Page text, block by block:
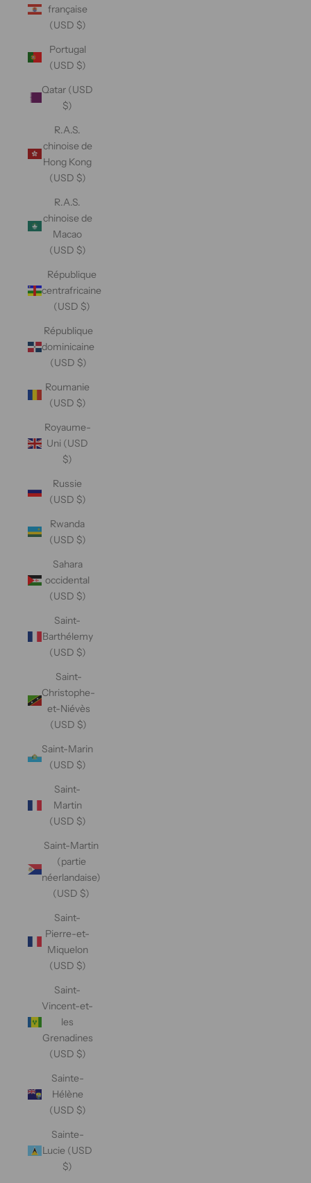
française
(USD $)
Portugal
(USD $)
Qatar (USD
$)
R.A.S.
chinoise de
Hong Kong
(USD $)
R.A.S.
chinoise de
Macao
(USD $)
République
centrafricaine
(USD $)
République
dominicaine
(USD $)
Roumanie
(USD $)
Royaume-
Uni (USD
$)
Russie
(USD $)
Rwanda
(USD $)
Sahara
occidental
(USD $)
Saint-
Barthélemy
(USD $)
Saint-
Christophe-
et-Niévès
(USD $)
Saint-Marin
(USD $)
Saint-
Martin
(USD $)
Saint-Martin
(partie
néerlandaise)
(USD $)
Saint-
Pierre-et-
Miquelon
(USD $)
Saint-
Vincent-et-
les
Grenadines
(USD $)
Sainte-
Hélène
(USD $)
Sainte-
Lucie (USD
$)